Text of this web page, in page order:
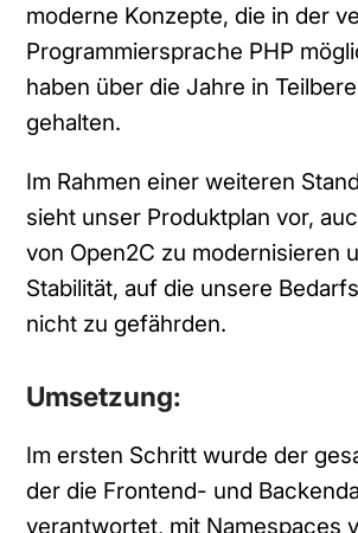
moderne Konzepte, die in der
Programmiersprache PHP
haben über die Jahre in
gehalten.
Im Rahmen einer weiteren
sieht unser Produktplan vor,
von Open2C zu modernisieren
Stabilität, auf die unsere
nicht zu gefährden.
Umsetzung:
Im ersten Schritt wurde der
der die Frontend- und
verantwortet, mit Namespaces